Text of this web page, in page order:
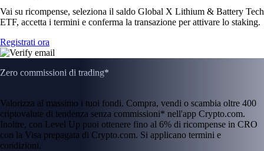
Vai su ricompense, seleziona il saldo Global X Lithium & Battery Tech
ETF, accetta i termini e conferma la transazione per attivare lo staking.
Registrati ora
Zero commissioni di trading*
Valorizza al massimo i tuoi fondi. Compra, vendi o scambia oltre 400
criptovalute di tendenza senza commissioni* nell'app Crypto.com.
Inoltre, con Level Up puoi ottenere fino al 6% di ricompense in CRO
con la Visa prepagata di Crypto.com. Si applicano termini e
condizioni.